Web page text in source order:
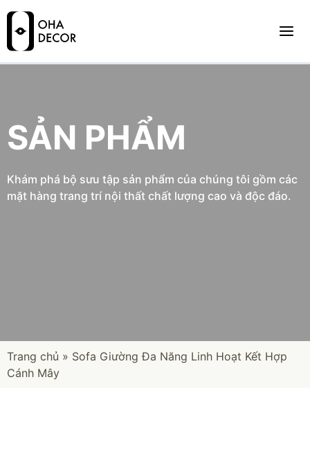
SẢN PHẨM
Khám phá bộ sưu tập sản phẩm của chúng tôi gồm các
mặt hàng trang trí nội thất chất lượng cao và độc đáo.
Trang chủ » Sofa Giường Đa Năng Linh Hoạt Kết Hợp
Cánh Mây